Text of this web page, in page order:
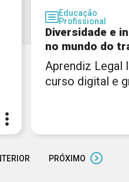
Educação
Profissional
Diversidade e
no mundo do
Aprendiz Legal
curso digital e
PRÓXIMO